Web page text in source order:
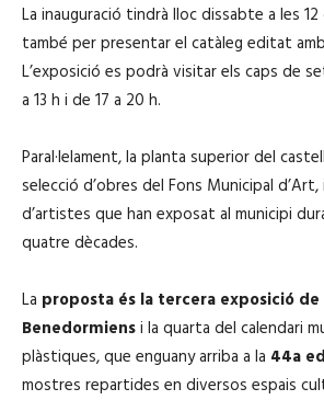
La inauguració tindrà lloc dissabte a les
també per presentar el catàleg editat
L’exposició es podrà visitar els caps de
a 13 h i de 17 a 20 h.
Paral·lelament, la planta superior del
selecció d’obres del Fons Municipal
d’artistes que han exposat al municipi
quatre dècades.
La proposta és la tercera exposició de
Benedormiensi la quarta del calendari
plàstiques, que enguany arriba a la 44a
mostres repartides en diversos espais